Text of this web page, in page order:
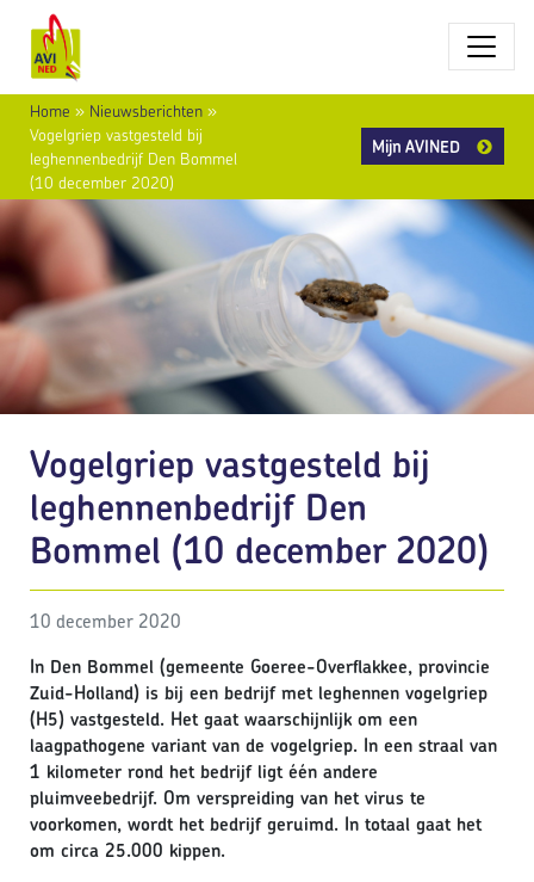
Home » Nieuwsberichten »
Vogelgriep vastgesteld bij
leghennenbedrijf Den Bommel
(10 december 2020)
Mijn AVINED
Vogelgriep vastgesteld bij
leghennenbedrijf Den
Bommel (10 december 2020)
10 december 2020
In Den Bommel (gemeente Goeree-Overflakkee, provincie
Zuid-Holland) is bij een bedrijf met leghennen vogelgriep
(H5) vastgesteld. Het gaat waarschijnlijk om een
laagpathogene variant van de vogelgriep. In een straal van
1 kilometer rond het bedrijf ligt één andere
pluimveebedrijf. Om verspreiding van het virus te
voorkomen, wordt het bedrijf geruimd. In totaal gaat het
om circa 25.000 kippen.